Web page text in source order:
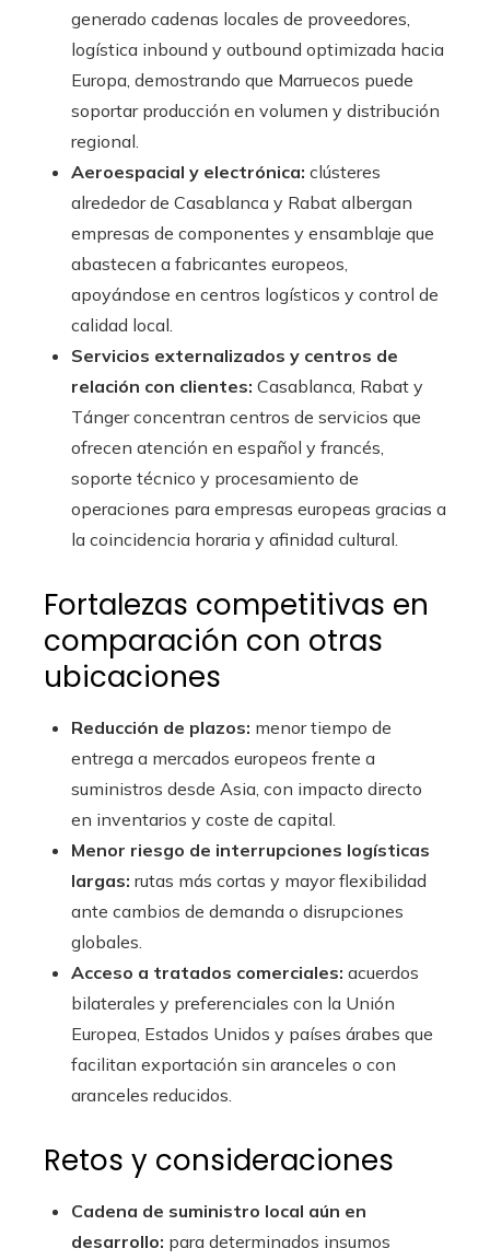
generado cadenas locales de proveedores,
logística inbound y outbound optimizada hacia
Europa, demostrando que Marruecos puede
soportar producción en volumen y distribución
regional.
Aeroespacial y electrónica: clústeres
alrededor de Casablanca y Rabat albergan
empresas de componentes y ensamblaje que
abastecen a fabricantes europeos,
apoyándose en centros logísticos y control de
calidad local.
Servicios externalizados y centros de
relación con clientes: Casablanca, Rabat y
Tánger concentran centros de servicios que
ofrecen atención en español y francés,
soporte técnico y procesamiento de
operaciones para empresas europeas gracias a
la coincidencia horaria y afinidad cultural.
Fortalezas competitivas en
comparación con otras
ubicaciones
Reducción de plazos: menor tiempo de
entrega a mercados europeos frente a
suministros desde Asia, con impacto directo
en inventarios y coste de capital.
Menor riesgo de interrupciones logísticas
largas: rutas más cortas y mayor flexibilidad
ante cambios de demanda o disrupciones
globales.
Acceso a tratados comerciales: acuerdos
bilaterales y preferenciales con la Unión
Europea, Estados Unidos y países árabes que
facilitan exportación sin aranceles o con
aranceles reducidos.
Retos y consideraciones
Cadena de suministro local aún en
desarrollo: para determinados insumos